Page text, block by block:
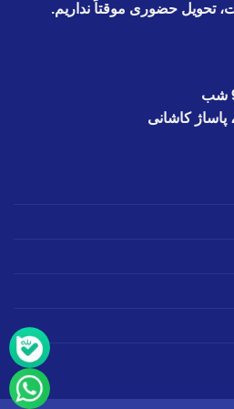
تحویل حضوری موقتاً نداریم.
پاساژ کاشانی